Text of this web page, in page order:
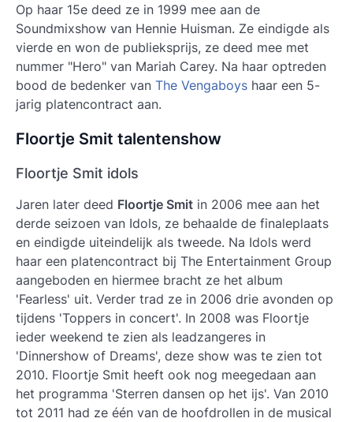
Op haar 15e deed ze in 1999 mee aan de
Soundmixshow van Hennie Huisman. Ze eindigde als
vierde en won de publieksprijs, ze deed mee met
nummer "Hero" van Mariah Carey. Na haar optreden
bood de bedenker van The Vengaboys haar een 5-
jarig platencontract aan.
Floortje Smit talentenshow
Floortje Smit idols
Jaren later deed Floortje Smit in 2006 mee aan het
derde seizoen van Idols, ze behaalde de finaleplaats
en eindigde uiteindelijk als tweede. Na Idols werd
haar een platencontract bij The Entertainment Group
aangeboden en hiermee bracht ze het album
'Fearless' uit. Verder trad ze in 2006 drie avonden op
tijdens 'Toppers in concert'. In 2008 was Floortje
ieder weekend te zien als leadzangeres in
'Dinnershow of Dreams', deze show was te zien tot
2010. Floortje Smit heeft ook nog meegedaan aan
het programma 'Sterren dansen op het ijs'. Van 2010
tot 2011 had ze één van de hoofdrollen in de musical